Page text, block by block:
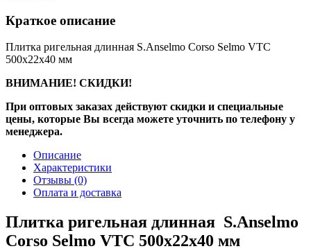
Краткое описание
Плитка ригельная длинная S.Anselmo Corso Selmo VTC
500х22х40 мм
ВНИМАНИЕ! СКИДКИ!
При оптовых заказах действуют скидки и специальные
цены, которые Вы всегда можете уточнить по телефону у
менеджера.
Описание
Характеристики
Отзывы (0)
Оплата и доставка
Плитка ригельная длинная S.Anselmo
Corso Selmo VTC 500х22х40 мм